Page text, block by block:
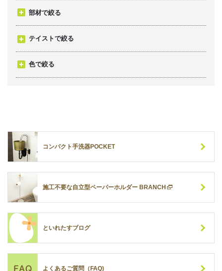
部材で絞る
テイストで絞る
色で絞る
コンパクト手洗器POCKET
施工不要な自立型ペーパーホルダー BRANCH
といれたすブログ
よくあるご質問（FAQ)